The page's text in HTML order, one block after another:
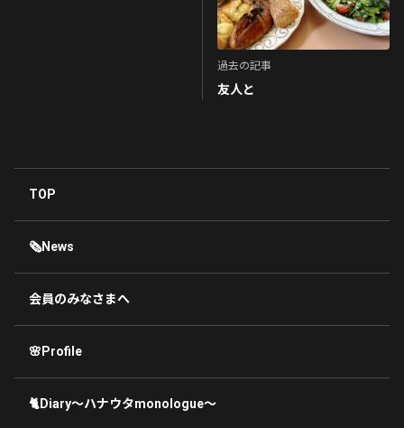
過去の記事
友人と
TOP
🗞News
会員のみなさまへ
🌸Profile
🐈Diary〜ハナウタmonologue〜